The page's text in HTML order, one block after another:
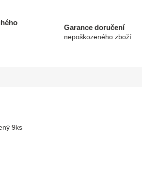
Garance doručení
nepoškozeného zboží
9ks